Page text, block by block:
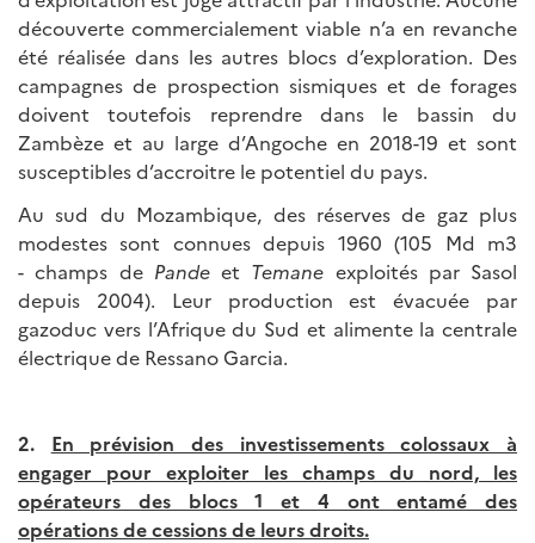
découverte commercialement viable n’a en revanche
été réalisée dans les autres blocs d’exploration. Des
campagnes de prospection sismiques et de forages
doivent toutefois reprendre dans le bassin du
Zambèze et au large d’Angoche en 2018-19 et sont
susceptibles d’accroitre le potentiel du pays.
Au sud du Mozambique, des réserves de gaz plus
modestes sont connues depuis 1960 (105 Md m3
- champs de Pandeet Temane exploités par Sasol
depuis 2004). Leur production est évacuée par
gazoduc vers l’Afrique du Sud et alimente la centrale
électrique de Ressano Garcia.
2. En prévision des investissements colossaux à
engager pour exploiter les champs du nord, les
opérateurs des blocs 1 et 4 ont entamé des
opérations de cessions de leurs droits.